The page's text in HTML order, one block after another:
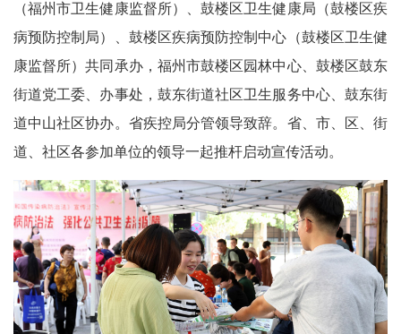
（福州市卫生健康监督所）、鼓楼区卫生健康局（鼓楼区疾
病预防控制局）、鼓楼区疾病预防控制中心（鼓楼区卫生健
康监督所）共同承办，福州市鼓楼区园林中心、鼓楼区鼓东
街道党工委、办事处，鼓东街道社区卫生服务中心、鼓东街
道中山社区协办。省疾控局分管领导致辞。省、市、区、街
道、社区各参加单位的领导一起推杆启动宣传活动。